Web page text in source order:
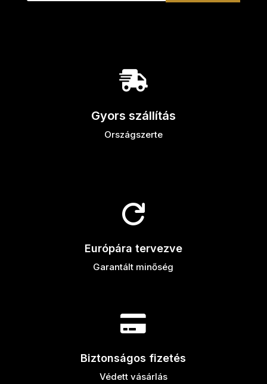

Gyors szállítás
Országszerte

Európára tervezve
Garantált minőség

Biztonságos fizetés
Védett vásárlás